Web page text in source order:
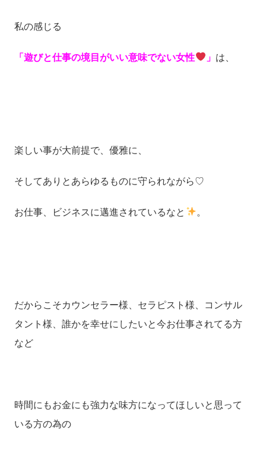
私の感じる
「遊びと仕事の境目がいい意味でない女性 」 は、
楽しい事が大前提で、優雅に、
そしてありとあらゆるものに守られながら♡
お仕事、ビジネスに邁進されているなと 。
だからこそカウンセラー様、セラピスト様、コンサル
タント様、誰かを幸せにしたいと今お仕事されてる方
など
時間にもお金にも強力な味方になってほしいと思って
いる方の為の